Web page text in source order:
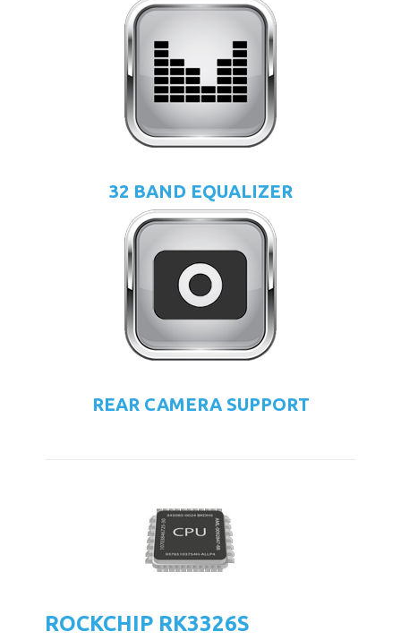
32 BAND EQUALIZER
REAR CAMERA SUPPORT
ROCKCHIP RK3326S